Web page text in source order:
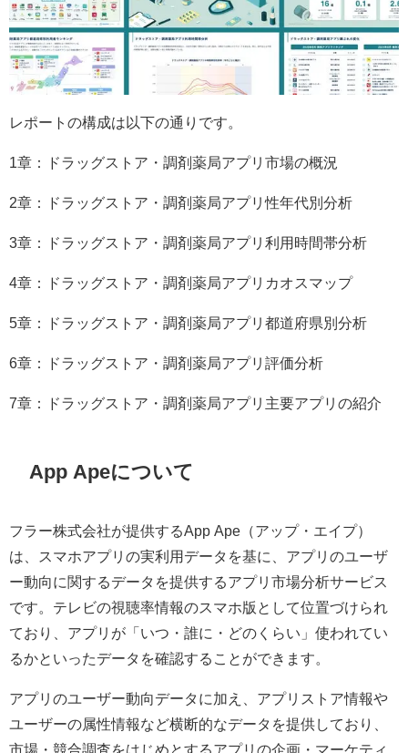
レポートの構成は以下の通りです。
1章：ドラッグストア・調剤薬局アプリ市場の概況
2章：ドラッグストア・調剤薬局アプリ性年代別分析
3章：ドラッグストア・調剤薬局アプリ利用時間帯分析
4章：ドラッグストア・調剤薬局アプリカオスマップ
5章：ドラッグストア・調剤薬局アプリ都道府県別分析
6章：ドラッグストア・調剤薬局アプリ評価分析
7章：ドラッグストア・調剤薬局アプリ主要アプリの紹介
App Apeについて
フラー株式会社が提供するApp Ape（アップ・エイプ）
は、スマホアプリの実利用データを基に、アプリのユーザ
ー動向に関するデータを提供するアプリ市場分析サービス
です。テレビの視聴率情報のスマホ版として位置づけられ
ており、アプリが「いつ・誰に・どのくらい」使われてい
るかといったデータを確認することができます。
アプリのユーザー動向データに加え、アプリストア情報や
ユーザーの属性情報など横断的なデータを提供しており、
市場・競合調査をはじめとするアプリの企画・マーケティ